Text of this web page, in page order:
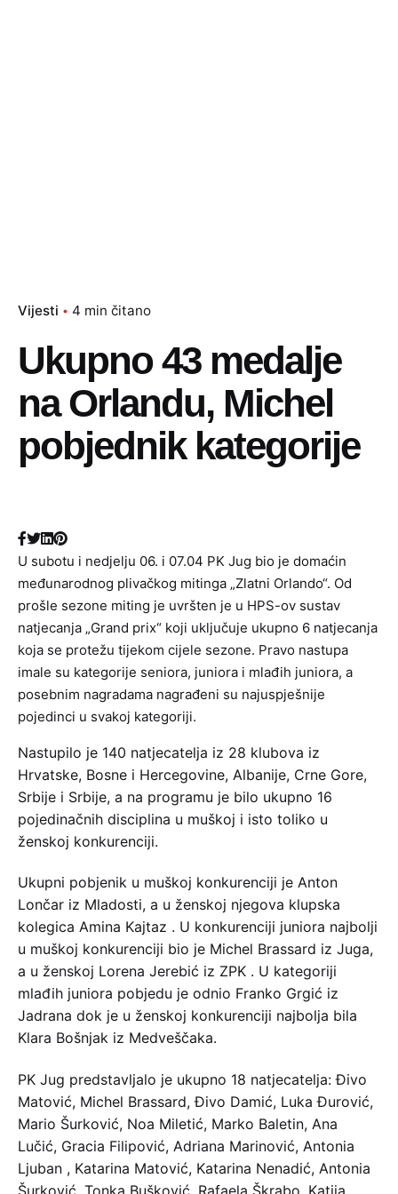
Vijesti 4 min čitano
Ukupno 43 medalje
na Orlandu, Michel
pobjednik kategorije
U subotu i nedjelju 06. i 07.04 PK Jug bio je domaćin
međunarodnog plivačkog mitinga „Zlatni Orlando“. Od
prošle sezone miting je uvršten je u HPS-ov sustav
natjecanja „Grand prix“ koji uključuje ukupno 6 natjecanja
koja se protežu tijekom cijele sezone. Pravo nastupa
imale su kategorije seniora, juniora i mlađih juniora, a
posebnim nagradama nagrađeni su najuspješnije
pojedinci u svakoj kategoriji.
Nastupilo je 140 natjecatelja iz 28 klubova iz
Hrvatske, Bosne i Hercegovine, Albanije, Crne Gore,
Srbije i Srbije, a na programu je bilo ukupno 16
pojedinačnih disciplina u muškoj i isto toliko u
ženskoj konkurenciji.
Ukupni pobjenik u muškoj konkurenciji je Anton
Lončar iz Mladosti, a u ženskoj njegova klupska
kolegica Amina Kajtaz . U konkurenciji juniora najbolji
u muškoj konkurenciji bio je Michel Brassard iz Juga,
a u ženskoj Lorena Jerebić iz ZPK . U kategoriji
mlađih juniora pobjedu je odnio Franko Grgić iz
Jadrana dok je u ženskoj konkurenciji najbolja bila
Klara Bošnjak iz Medveščaka.
PK Jug predstavljalo je ukupno 18 natjecatelja: Đivo
Matović, Michel Brassard, Đivo Damić, Luka Đurović,
Mario Šurković, Noa Miletić, Marko Baletin, Ana
Lučić, Gracia Filipović, Adriana Marinović, Antonia
Ljuban , Katarina Matović, Katarina Nenadić, Antonia